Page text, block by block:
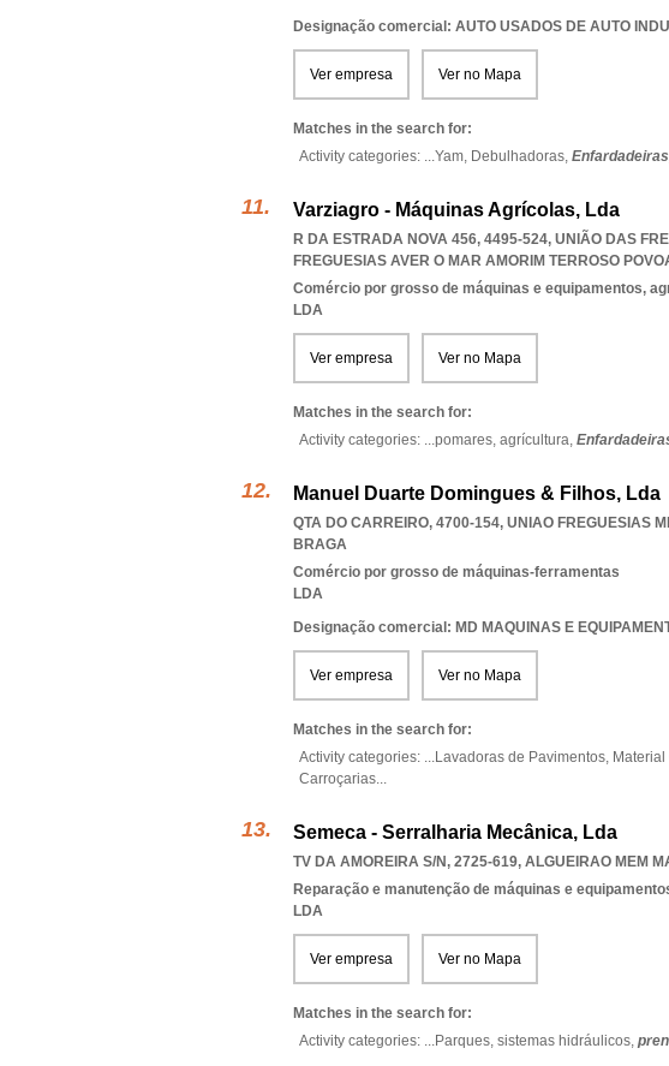
Designação comercial: AUTO USADOS DE AUTO
Ver empresa Ver no Mapa
Matches in the search for:
Activity categories: ...Yam, Debulhadoras,
Varziagro - Máquinas Agrícolas, Lda
R DA ESTRADA NOVA 456, 4495-524, UNIÃO DAS
FREGUESIAS AVER O MAR AMORIM TERROSO
Comércio por grosso de máquinas e equipamentos,
LDA
Ver empresa Ver no Mapa
Matches in the search for:
Activity categories: ...pomares, agrícultura,
Manuel Duarte Domingues & Filhos, Lda
QTA DO CARREIRO, 4700-154, UNIAO FREGUESIAS
BRAGA
Comércio por grosso de máquinas-ferramentas
LDA
Designação comercial: MD MAQUINAS E
Ver empresa Ver no Mapa
Matches in the search for:
Activity categories: ...Lavadoras de Pavimentos,
Carroçarias...
Semeca - Serralharia Mecânica, Lda
TV DA AMOREIRA S/N, 2725-619, ALGUEIRAO MEM
Reparação e manutenção de máquinas e
LDA
Ver empresa Ver no Mapa
Matches in the search for:
Activity categories: ...Parques, sistemas hidráulicos,